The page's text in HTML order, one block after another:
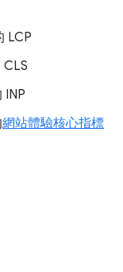
LCP
CLS
INP
網站體驗核心指標